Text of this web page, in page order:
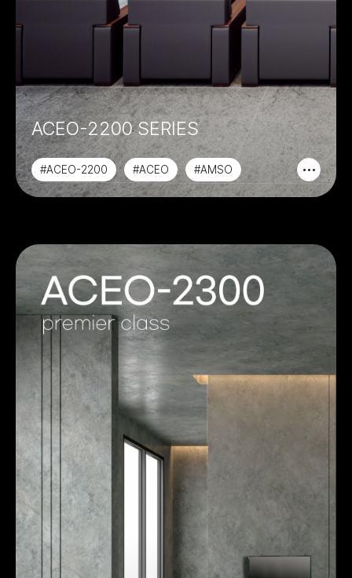
ACEO-2200 SERIES
#ACEO-2200 #ACEO
#AMSO
#PREMIER CLASS